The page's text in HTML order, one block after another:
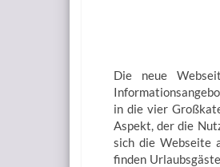
Die neue
in die vier
Aspekt, der die
sich die Webseite
finden